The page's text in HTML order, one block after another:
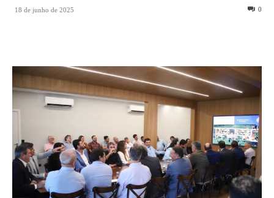
18 de junho de 2025 0